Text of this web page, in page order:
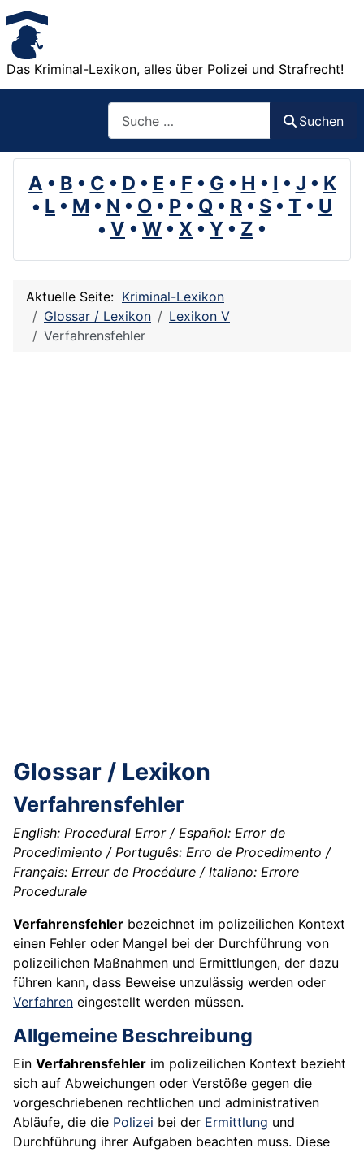
Das Kriminal-Lexikon, alles über Polizei und Strafrecht!
Suchen
A • B • C • D • E • F • G • H • I • J • K
• L • M • N • O • P • Q • R • S • T • U
• V • W • X • Y • Z •
Aktuelle Seite: Kriminal-Lexikon
Glossar / Lexikon
Lexikon V
Verfahrensfehler
Glossar / Lexikon
Verfahrensfehler
English: Procedural Error / Español: Error de
Procedimiento / Português: Erro de Procedimento /
Français: Erreur de Procédure / Italiano: Errore
Procedurale
Verfahrensfehler bezeichnet im polizeilichen Kontext
einen Fehler oder Mangel bei der Durchführung von
polizeilichen Maßnahmen und Ermittlungen, der dazu
führen kann, dass Beweise unzulässig werden oder
Verfahren eingestellt werden müssen.
Allgemeine Beschreibung
Ein Verfahrensfehler im polizeilichen Kontext bezieht
sich auf Abweichungen oder Verstöße gegen die
vorgeschriebenen rechtlichen und administrativen
Abläufe, die die Polizei bei der Ermittlung und
Durchführung ihrer Aufgaben beachten muss. Diese